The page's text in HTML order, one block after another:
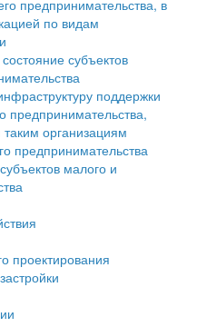
проектирования
предпринимательства, в
по видам
субъектов
поддержки
предпринимательства,
организациям
предпринимательства
малого и
проектирования